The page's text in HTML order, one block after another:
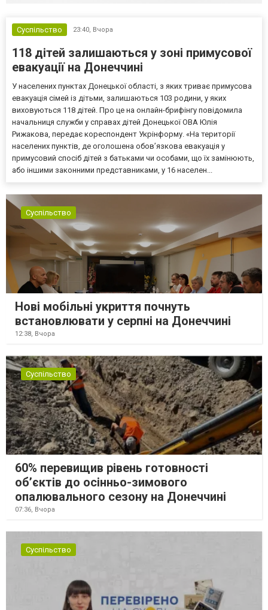
Суспільство 23:40, Вчора
118 дітей залишаються у зоні примусової
евакуації на Донеччині
У населених пунктах Донецької області, з яких триває примусова
евакуація сімей із дітьми, залишаються 103 родини, у яких
виховуються 118 дітей. Про це на онлайн-брифінгу повідомила
начальниця служби у справах дітей Донецької ОВА Юлія
Рижакова, передає кореспондент Укрінформу. «На території
населених пунктів, де оголошена обов’язкова евакуація у
примусовий спосіб дітей з батьками чи особами, що їх замінюють,
або іншими законними представниками, у 16 населен...
Суспільство
Нові мобільні укриття почнуть
встановлювати у серпні на Донеччині
12:38, Вчора
Суспільство
60% перевищив рівень готовності
об’єктів до осінньо-зимового
опалювального сезону на Донеччині
07:36, Вчора
Суспільство